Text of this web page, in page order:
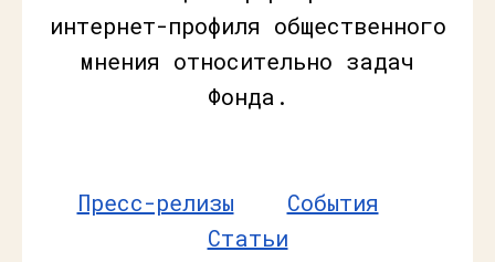
интернет-профиля общественного
мнения относительно задач
Фонда.
Пресс-релизы
События
Статьи